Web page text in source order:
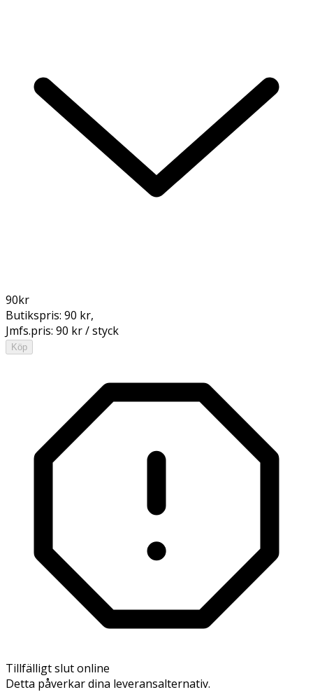
90kr
Butikspris: 90 kr,
Jmfs.pris: 90 kr / styck
Köp
Tillfälligt slut online
Detta påverkar dina leveransalternativ.